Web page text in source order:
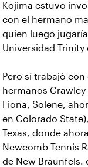
Kojima estuvo
con el hermano
quien luego
Universidad Trinity
Pero sí trabajó
hermanos
Fiona, Solene,
en Colorado
Texas, donde
Newcomb Tennis
de New Braunfels.